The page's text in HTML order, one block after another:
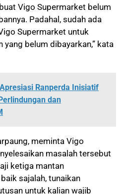
Vigo Supermarket belum
Padahal, sudah ada
Supermarket untuk
yang belum dibayarkan,” kata
Ranperda Inisiatif
dan
meminta Vigo
masalah tersebut
ketiga mantan
sajalah, tunaikan
untuk kalian wajib